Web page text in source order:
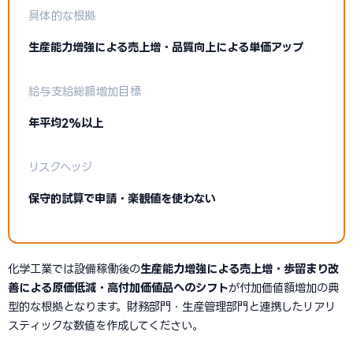
具体的な根拠
生産能力増強による売上増・品質向上による単価アップ
給与支給総額増加目標
年平均2%以上
リスクヘッジ
保守的試算で申請・楽観値を使わない
化学工業では設備稼働後の生産能力増強による売上増・歩留まり改
善による原価低減・高付加価値品へのシフトが付加価値額増加の典
型的な根拠となります。財務部門・生産管理部門と連携したリアリ
スティックな数値を作成してください。